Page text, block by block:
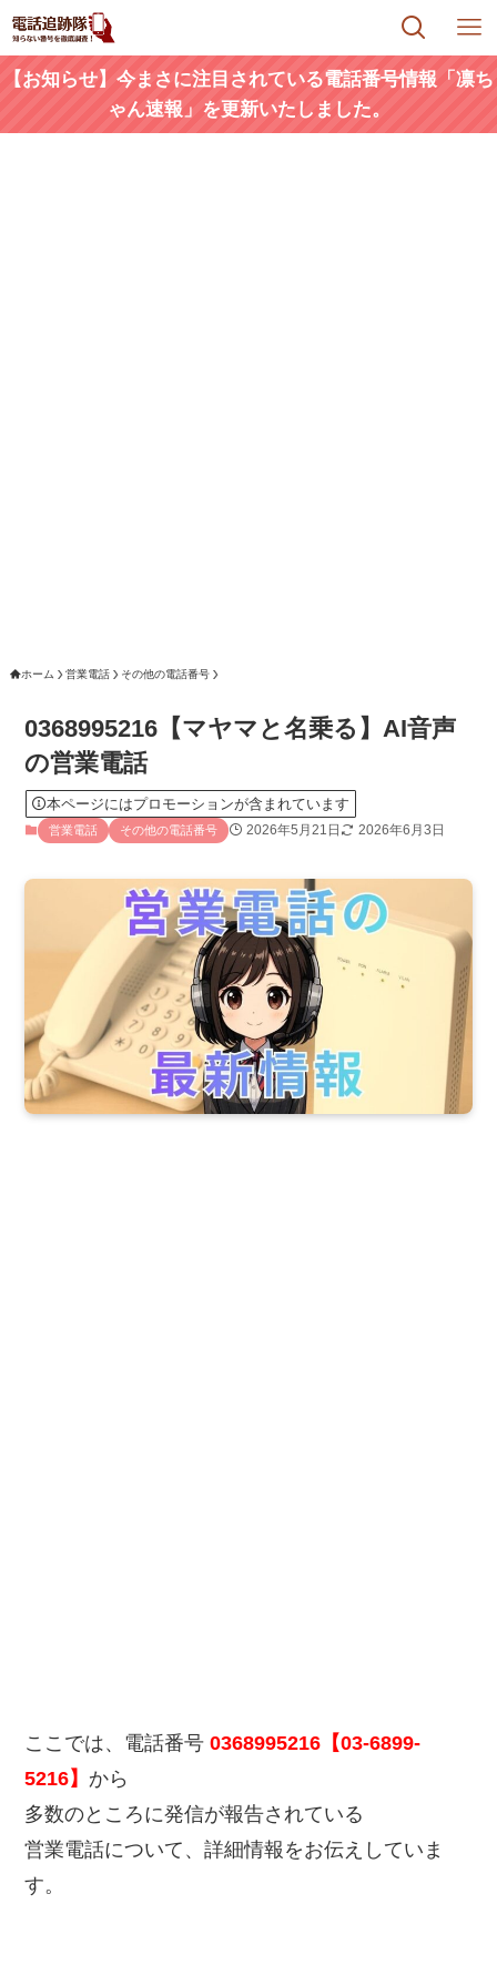
【お知らせ】今まさに注目されている電話番号情報「凛ち
ゃん速報」を更新いたしました。
ホーム 営業電話 その他の電話番号
0368995216【マヤマと名乗る】AI音声
の営業電話
本ページにはプロモーションが含まれています
営業電話 その他の電話番号 2026年5月21日 2026年6月3日
ここでは、電話番号0368995216【03-6899-
5216】 から
多数のところに発信が報告されている
営業電話について、詳細情報をお伝えしていま
す。